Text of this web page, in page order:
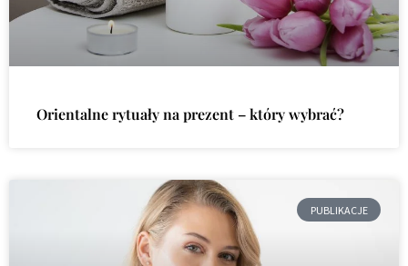
Orientalne rytuały na prezent – który wybrać?
PUBLIKACJE